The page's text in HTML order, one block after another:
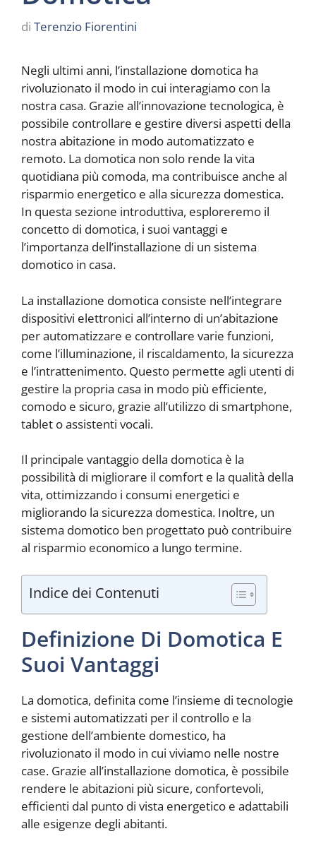
di Terenzio Fiorentini
Negli ultimi anni, l’installazione domotica ha
rivoluzionato il modo in cui interagiamo con la
nostra casa. Grazie all’innovazione tecnologica, è
possibile controllare e gestire diversi aspetti della
nostra abitazione in modo automatizzato e
remoto. La domotica non solo rende la vita
quotidiana più comoda, ma contribuisce anche al
risparmio energetico e alla sicurezza domestica.
In questa sezione introduttiva, esploreremo il
concetto di domotica, i suoi vantaggi e
l’importanza dell’installazione di un sistema
domotico in casa.
La installazione domotica consiste nell’integrare
dispositivi elettronici all’interno di un’abitazione
per automatizzare e controllare varie funzioni,
come l’illuminazione, il riscaldamento, la sicurezza
e l’intrattenimento. Questo permette agli utenti di
gestire la propria casa in modo più efficiente,
comodo e sicuro, grazie all’utilizzo di smartphone,
tablet o assistenti vocali.
Il principale vantaggio della domotica è la
possibilità di migliorare il comfort e la qualità della
vita, ottimizzando i consumi energetici e
migliorando la sicurezza domestica. Inoltre, un
sistema domotico ben progettato può contribuire
al risparmio economico a lungo termine.
Indice dei Contenuti
Definizione Di Domotica E
Suoi Vantaggi
La domotica, definita come l’insieme di tecnologie
e sistemi automatizzati per il controllo e la
gestione dell’ambiente domestico, ha
rivoluzionato il modo in cui viviamo nelle nostre
case. Grazie all’installazione domotica, è possibile
rendere le abitazioni più sicure, confortevoli,
efficienti dal punto di vista energetico e adattabili
alle esigenze degli abitanti.